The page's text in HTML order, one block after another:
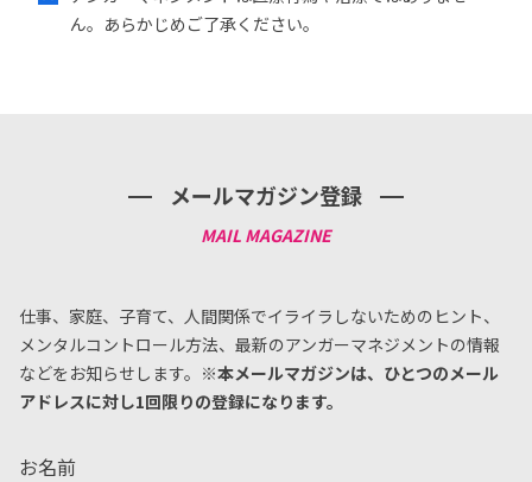
ん。あらかじめご了承ください。
メールマガジン登録
仕事、家庭、子育て、人間関係でイライラしないためのヒント、
メンタルコントロール方法、 最新のアンガーマネジメントの情報
などをお知らせします。 ※本メールマガジンは、ひとつのメール
アドレスに対し1回限りの登録になります。
お名前